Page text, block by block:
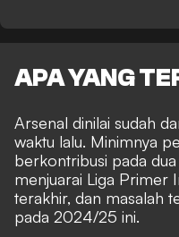
APA YANG
Arsenal dinilai sudah
waktu lalu. Minimnya
berkontribusi pada
menjuarai Liga Primer
terakhir, dan masalah
pada 2024/25 ini.